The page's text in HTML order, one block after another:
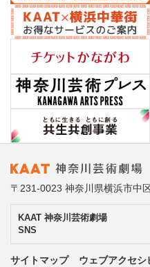
〒231-0023 神奈川県横浜市中
KAAT 神奈川芸術劇場
SNS
サイトマップ ウェブアクセシ